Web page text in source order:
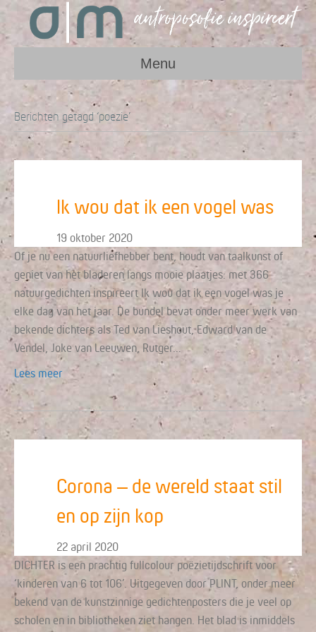
Menu
Berichten getagd ‘poezie’
Ik wou dat ik een vogel was
19 oktober 2020
Of je nu een natuurliefhebber bent, houdt van taalkunst of
geniet van het bladeren langs mooie plaatjes: met 366
natuurgedichten inspireert Ik wou dat ik een vogel was je
elke dag van het jaar. De bundel bevat onder meer werk van
bekende dichters als Ted van Lieshout, Edward van de
Vendel, Joke van Leeuwen, Rutger…
Lees meer
Corona – de wereld staat stil
en op zijn kop
22 april 2020
DICHTER is een prachtig fullcolour poëzietijdschrift voor
‘kinderen van 6 tot 106’. Uitgegeven door PLINT, onder meer
bekend van de kunstzinnige gedichtenposters die je veel op
scholen en in bibliotheken ziet hangen. Het blad is inmiddels